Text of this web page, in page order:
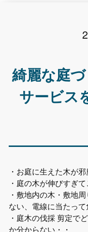
綺麗な庭
サービス
・お庭に生えた木が
・庭の木が伸びすぎ
・敷地内の木・敷地
ない、電線に当たって
・庭木の伐採 剪定で
か分からない・・